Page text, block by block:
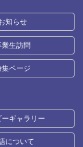
知らせ
業生訪問
集ページ
ーギャラリー
について